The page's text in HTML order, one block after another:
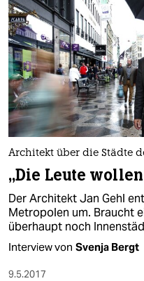
Architekt über die Städte
„Die Leute
Der Architekt Jan Gehl
Metropolen um. Braucht
überhaupt noch
Interview von Svenja Bergt
9.5.2017